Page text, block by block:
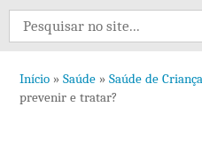
Search
for:
Início » Saúde » Saúde de
prevenir e tratar?